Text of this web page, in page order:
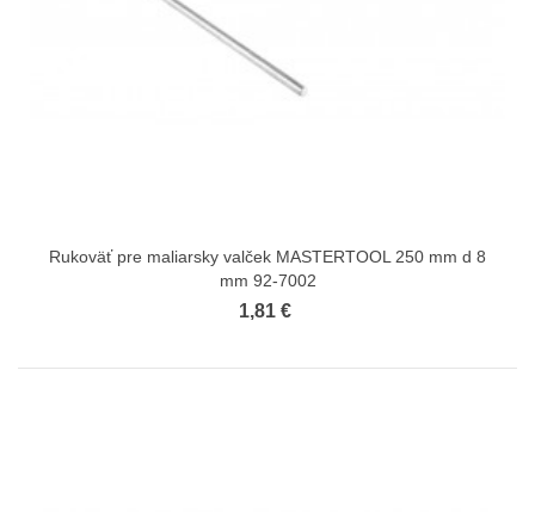
Rukoväť pre maliarsky valček MASTERTOOL 250 mm d 8
mm 92-7002
1,81 €